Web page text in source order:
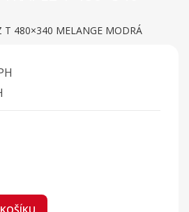
T 480×340 MELANGE MODRÁ